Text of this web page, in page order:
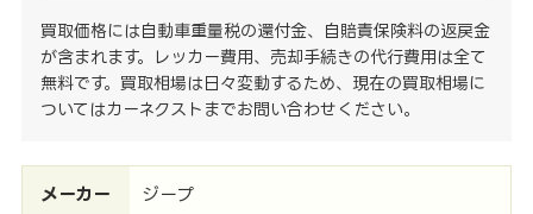
買取価格には自動車重量税の還付金、自賠責保険料の返戻金
が含まれます。レッカー費用、売却手続きの代行費用は全て
無料です。買取相場は日々変動するため、現在の買取相場に
ついてはカーネクストまでお問い合わせください。
メーカー ジープ